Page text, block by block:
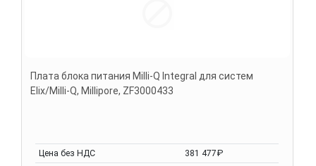
Плата блока питания Milli-Q Integral для систем
Elix/Milli-Q, Millipore, ZF3000433
Цена без НДС
381 477₽